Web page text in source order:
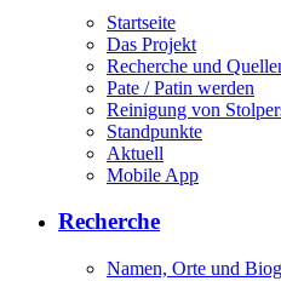
Startseite
Das Projekt
Recherche und
Pate / Patin werden
Reinigung von
Standpunkte
Aktuell
Mobile App
Recherche
Namen, Orte und